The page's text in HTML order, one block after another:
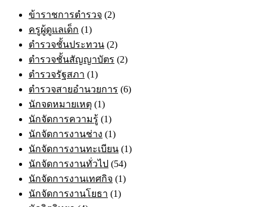
ข้าราชการตำรวจ (2)
ครูผู้ดูแลเด็ก (1)
ตำรวจชั้นประทวน (2)
ตำรวจชั้นสัญญาบัตร (2)
ตำรวจรัฐสภา (1)
ตำรวจสายอำนวยการ (6)
นักจดหมายเหตุ (1)
นักจัดการความรู้ (1)
นักจัดการงานช่าง (1)
นักจัดการงานทะเบียน (1)
นักจัดการงานทั่วไป (54)
นักจัดการงานเทศกิจ (1)
นักจัดการงานโยธา (1)